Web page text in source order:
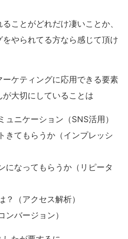
ことがどれだけ凄いことか、
やられてる方なら感じて頂け
ケティングに応用できる要素
が大切にしていることは
ュニケーション（SNS活用）
きてもらうか（インプレッシ
になってもらうか（リピータ
？（アクセス解析）
ンバージョン）